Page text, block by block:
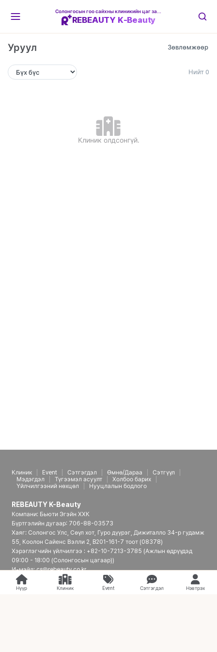
REBEAUTY K-Beauty
Уруул
Нийт 0
Клиник олдсонгүй.
Клиник Event Сэтгэгдэл Өмнө/Дараа
Сэтгүүл
Мэдэгдэл
Түгээмэл асуулт
Холбоо барих
Үйлчилгээний нөхцөл
Нууцлалын бодлого
REBEAUTY K-Beauty
Компани: Бьюти Эгэйн ХХК
Бүртгэлийн дугаар: 706-88-03573
Хаяг: Солонгос Улс, Сөүл хот, Гуро дүүрэг, Дижиталло 34-р гудамж
55, Коолон Сайенс Вэлли 2, B201-161-7 тоот (08378)
Хэрэглэгчийн үйлчилгээ : +82-10-7213-3785 (Ажлын өдрүүдэд
09:00 - 18:00 (Солонгосын цагаар))
И-мэйл: cs@rebeauty.co.kr
REBEAUTY K-Beauty | Япон үйлчлүүлэгчдэд зориулсан Солонгосын
гоо сайхны эмнэлгийн платформ
Нүүр Клиник Event Сэтгэгдэл Нэвтрэх